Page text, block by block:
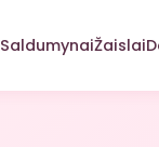
SaldumynaiŽaislai